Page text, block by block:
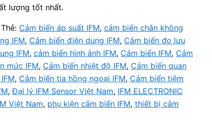
lượng tốt nhất.
Thẻ: Cảm biến áp suất IFM, cảm biến chân không
IFM, Cảm biến điện dung IFM, Cảm biến đo lưu
IFM, cảm biến hình ảnh IFM, Cảm biến IFM, Cảm
mức IFM, Cảm biến nhiệt độ IFM, Cảm biến quan
, Cảm biến tia hồng ngoại IFM, Cảm biến tiệm
,Đại lý IFM Sensor Việt Nam, IFM ELECTRONIC
Việt Nam, phụ kiện cảm biến IFM, thiết bị cảm